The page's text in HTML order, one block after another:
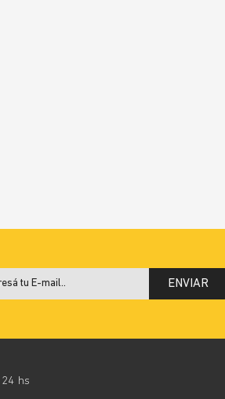
ENVIAR
hs